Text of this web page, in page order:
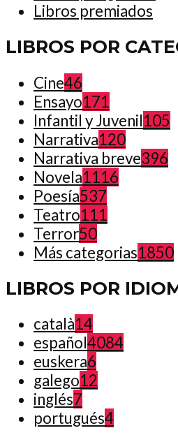
Libros premiados
LIBROS POR
Cine46
Ensayo171
Infantil y Juvenil105
Narrativa120
Narrativa breve396
Novela1116
Poesía537
Teatro111
Terror50
Más categorias1850
LIBROS POR
català14
español4084
euskera6
galego12
inglés7
portugués4